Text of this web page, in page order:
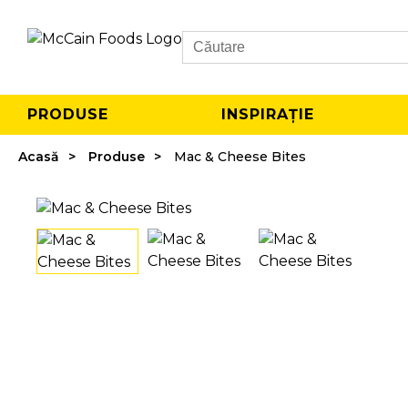
Search
PRODUSE INSPIRAȚIE
Acasă Produse Mac & Cheese Bites